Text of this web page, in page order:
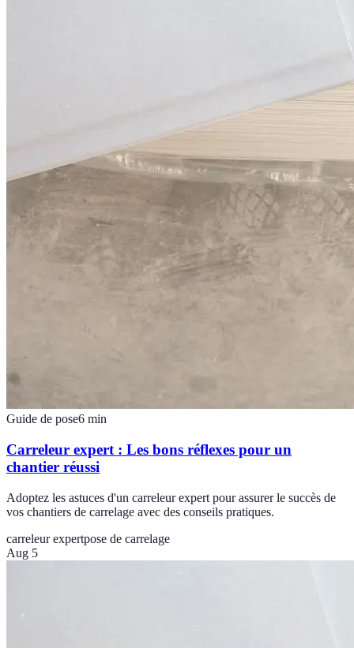
Guide de pose6 min
Carreleur expert : Les bons réflexes pour un
chantier réussi
Adoptez les astuces d'un carreleur expert pour assurer le succès de
vos chantiers de carrelage avec des conseils pratiques.
carreleur expertpose de carrelage
Aug 5